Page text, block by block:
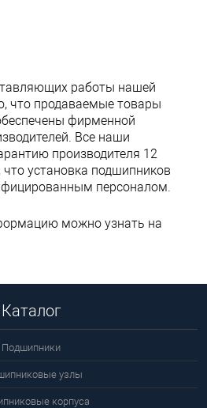
работы нашей
что продаваемые товары
фирменной
Все наши
производителя 12
установка подшипников
персоналом.
можно узнать на
Каталог
Подшипники
узлы
корпуса